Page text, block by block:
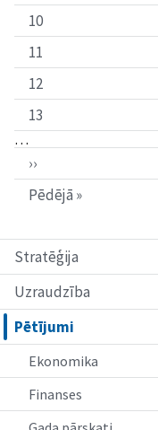
Stratēģija
Uzraudzība
Pētījumi
Ekonomika
Finanses
10
11
12
13
…
››
Pēdējā »